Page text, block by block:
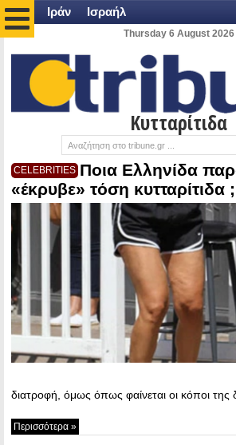
Ιράν Ισραήλ
Thursday 6 August 2026
Κυτταρίτιδα
CELEBRITIES Ποια Ελληνίδα
«έκρυβε» τόση κυτταρίτιδα ;
διατροφή, όμως όπως φαίνεται οι κόποι της
Περισσότερα »